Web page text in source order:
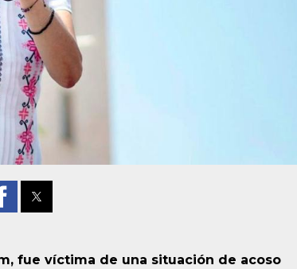
fue víctima de una situación de acoso